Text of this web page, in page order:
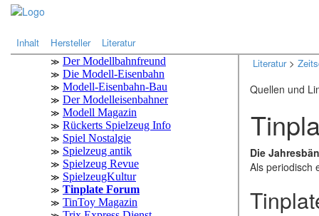
Inhalt Hersteller Literatur
Literatur>
Quellen und
Die
Als periodisch